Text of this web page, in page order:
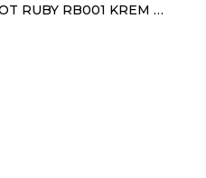
WOOLKNOT RUBY RB001 KREM MAVİ